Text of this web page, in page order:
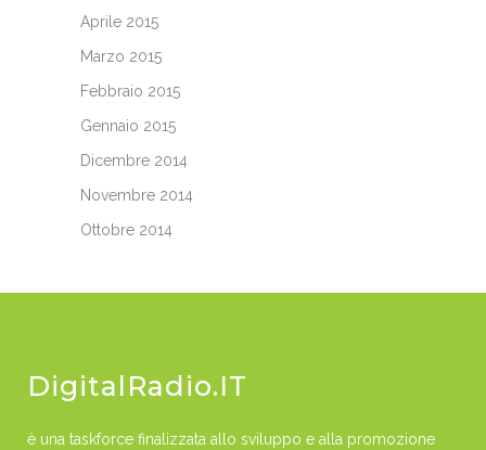
Aprile 2015
Marzo 2015
Febbraio 2015
Gennaio 2015
Dicembre 2014
Novembre 2014
Ottobre 2014
DigitalRadio.IT
è una taskforce finalizzata allo sviluppo e alla promozione